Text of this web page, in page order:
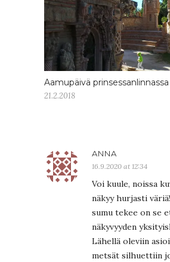
Aamupäivä prinsessanlinnassa
21.2.2018
ANNA
16.9.2020 at 12:34
Voi kuule, noissa
näkyy hurjasti
sumu tekee on se
näkyvyyden
Lähellä oleviin
metsät silhuettiin